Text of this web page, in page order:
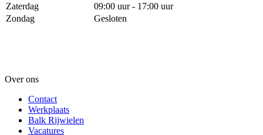
Zaterdag
09:00 uur - 17:00 uur
Zondag
Gesloten
Over ons
Contact
Werkplaats
Balk Rijwielen
Vacatures